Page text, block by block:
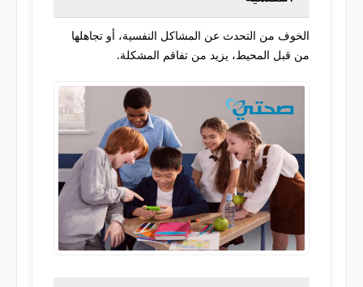
الخوف من التحدث عن المشاكل النفسية، أو تجاهلها
من قبل المحيط، يزيد من تفاقم المشكلة.